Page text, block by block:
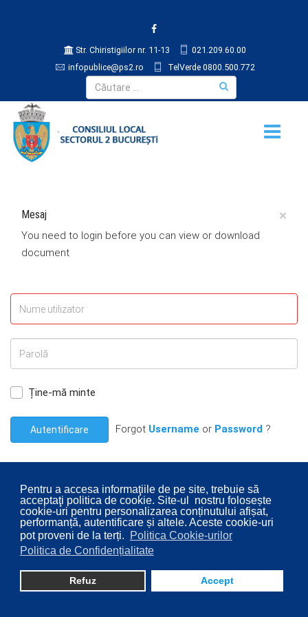
Pentru a accesa informaţiile de pe site, trebuie să
acceptaţi politica de cookie. Site-ul nostru folosește
cookie-uri pentru personalizarea conținutului afișat,
performanță, autentificare și altele. Aceste cookie-uri
pot proveni de la terți.
Politica Cookie-urilor
Politica de Confidențialitate
Refuz Accept
Str. Chiristigiilor nr. 11-13
021.209.60.00
infopublice@ps2.ro
TelVerde 0800.500.772
×
Mesaj
You need to login before you can view or download
document
Ține-mă minte
Autentificare Forgot Username or Password ?
© 2026 Consiliul Local al Sectorului 2 București. Designed By
Direcţia Transparenţă Instituţională - Compartimentul
Digitalizare